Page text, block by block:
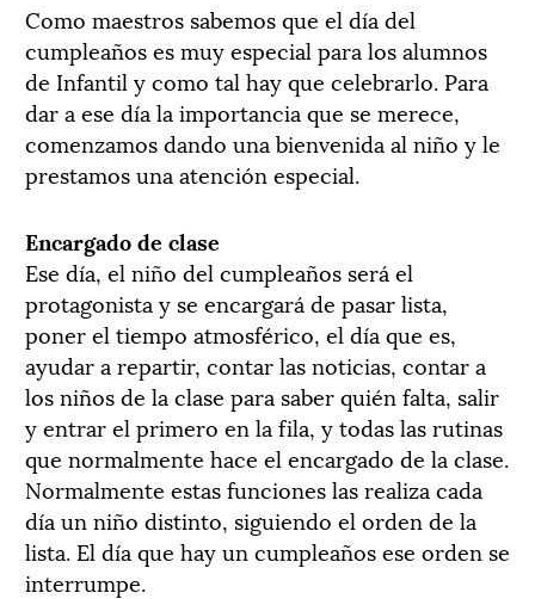
Como maestros sabemos que el día del
cumpleaños es muy especial para los alumnos
de Infantil y como tal hay que celebrarlo. Para
dar a ese día la importancia que se merece,
comenzamos dando una bienvenida al niño y le
prestamos una atención especial.
Encargado de clase
Ese día, el niño del cumpleaños será el
protagonista y se encargará de pasar lista,
poner el tiempo atmosférico, el día que es,
ayudar a repartir, contar las noticias, contar a
los niños de la clase para saber quién falta, salir
y entrar el primero en la fila, y todas las rutinas
que normalmente hace el encargado de la clase.
Normalmente estas funciones las realiza cada
día un niño distinto, siguiendo el orden de la
lista. El día que hay un cumpleaños ese orden se
interrumpe.